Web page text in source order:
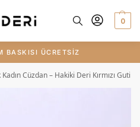
0
BASKISI ÜCRETSİZ
Kadın Cüzdan – Hakiki Deri Kırmızı Guti |